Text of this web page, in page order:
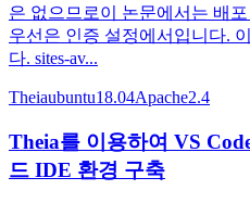
은 없으므로이 논문에서는 배
우선은 인증 설정에서입니다.
다. sites-av...
Theiaubuntu18.04Apache2.4
Theia를 이용하여 VS
드 IDE 환경 구축